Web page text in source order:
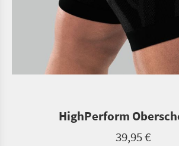
HighPerform
39,95 €